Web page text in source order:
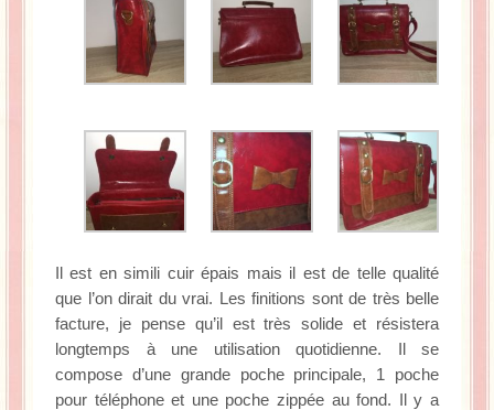
Il est en simili cuir épais mais il est de telle qualité
que l’on dirait du vrai. Les finitions sont de très belle
facture, je pense qu’il est très solide et résistera
longtemps à une utilisation quotidienne. Il se
compose d’une grande poche principale, 1 poche
pour téléphone et une poche zippée au fond. Il y a